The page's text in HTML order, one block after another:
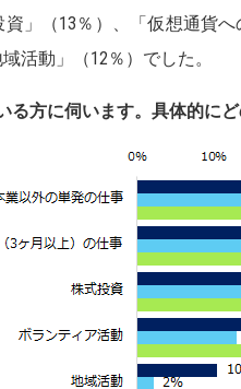
」（13％）、「仮想通貨
活動」（12％）でした。
る方に伺います。具体的に